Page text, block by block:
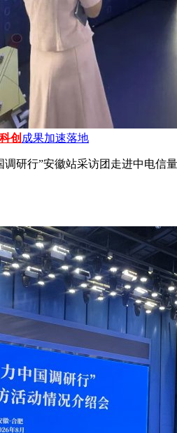
科创 成果加速落地
调研行”安徽站采访团走进中电